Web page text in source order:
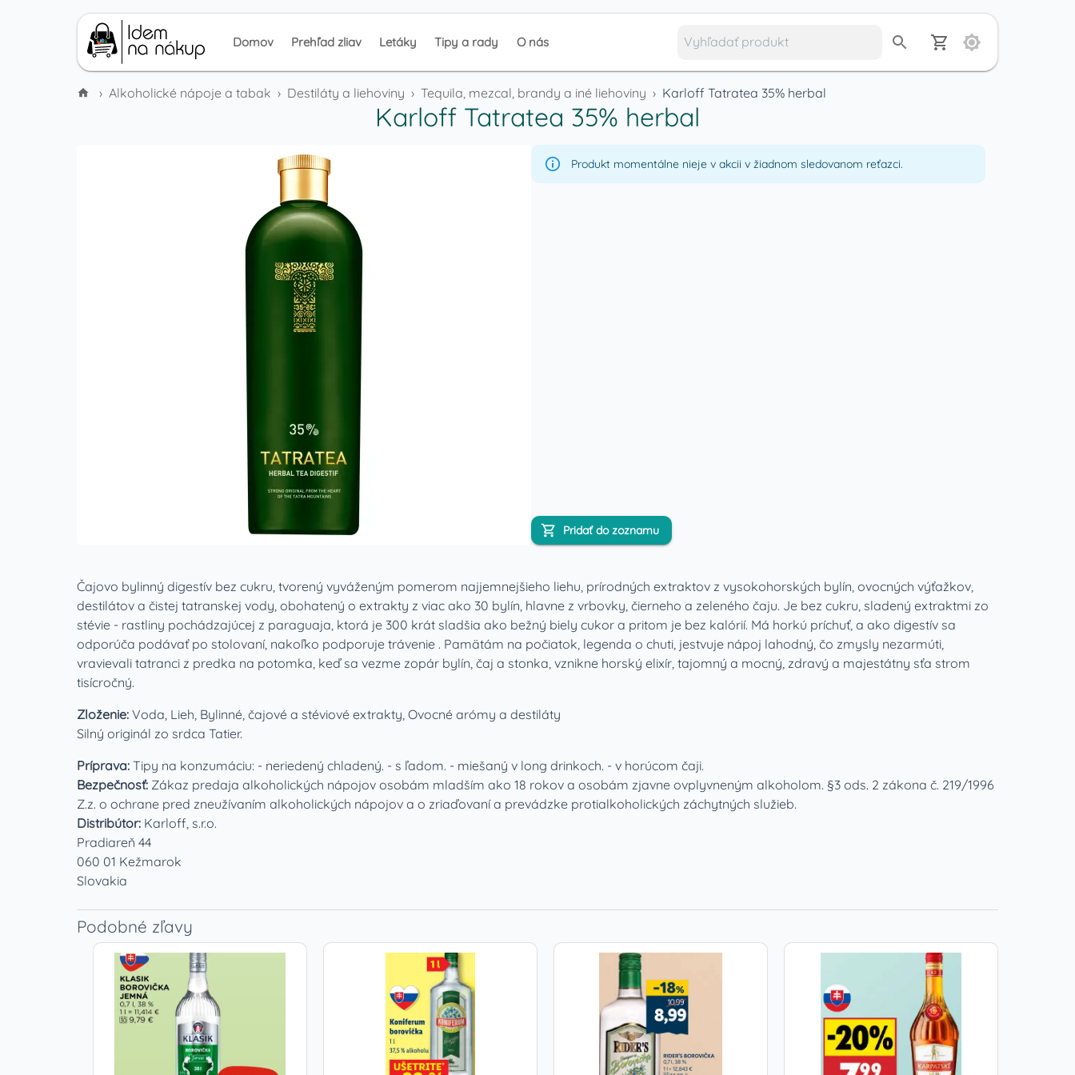
Domov Prehľad zliav Letáky Tipy a rady O nás
› Alkoholické nápoje a tabak › Destiláty a liehoviny › Tequila, mezcal, brandy a iné liehoviny › Karloff Tatratea 35% herbal
Karloff Tatratea 35% herbal
Produkt momentálne nieje v akcii v žiadnom sledovanom reťazci.
Pridať do zoznamu
Čajovo bylinný digestív bez cukru, tvorený vyváženým pomerom najjemnejšieho liehu, prírodných extraktov z vysokohorských bylín, ovocných výťažkov,
destilátov a čistej tatranskej vody, obohatený o extrakty z viac ako 30 bylín, hlavne z vrbovky, čierneho a zeleného čaju. Je bez cukru, sladený extraktmi zo
stévie - rastliny pochádzajúcej z paraguaja, ktorá je 300 krát sladšia ako bežný biely cukor a pritom je bez kalórií. Má horkú príchuť, a ako digestív sa
odporúča podávať po stolovaní, nakoľko podporuje trávenie . Pamätám na počiatok, legenda o chuti, jestvuje nápoj lahodný, čo zmysly nezarmúti,
vravievali tatranci z predka na potomka, keď sa vezme zopár bylín, čaj a stonka, vznikne horský elixír, tajomný a mocný, zdravý a majestátny sťa strom
tisícročný.
Zloženie: Voda, Lieh, Bylinné, čajové a stéviové extrakty, Ovocné arómy a destiláty
Silný originál zo srdca Tatier.
Príprava: Tipy na konzumáciu: - neriedený chladený. - s ľadom. - miešaný v long drinkoch. - v horúcom čaji.
Bezpečnosť: Zákaz predaja alkoholických nápojov osobám mladším ako 18 rokov a osobám zjavne ovplyvneným alkoholom. §3 ods. 2 zákona č. 219/1996
Z.z. o ochrane pred zneužívaním alkoholických nápojov a o zriaďovaní a prevádzke protialkoholických záchytných služieb.
Distribútor: Karloff, s.r.o.
Pradiareň 44
060 01 Kežmarok
Slovakia
Podobné zľavy